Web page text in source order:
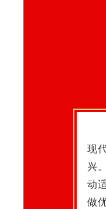
现
兴
动
做